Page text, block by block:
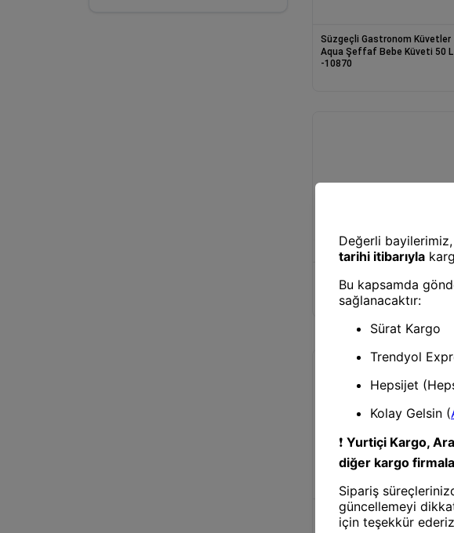
Süzgeçli Gastronom Küvetler
Aqua Şeffaf Bebe Küveti 50 L
-10870
Çok Amaçlı Küvet 7 L -10819
Süzgeçli Gastronom Küvetler
Mikro Çok Amaçlı Küvet 0,9 L